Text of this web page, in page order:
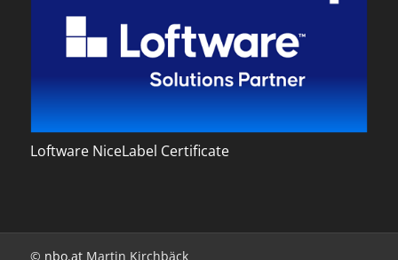
Loftware NiceLabel Certificate
© nbo.atMartin Kirchbäck